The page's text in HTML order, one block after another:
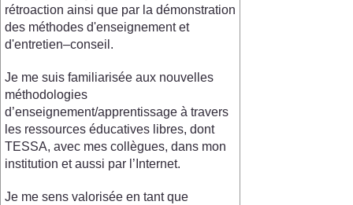
rétroaction ainsi que par la démonstration
des méthodes d'enseignement et
d'entretien–conseil.
Je me suis familiarisée aux nouvelles
méthodologies
d’enseignement/apprentissage à travers
les ressources éducatives libres, dont
TESSA, avec mes collègues, dans mon
institution et aussi par l’Internet.
Je me sens valorisée en tant que